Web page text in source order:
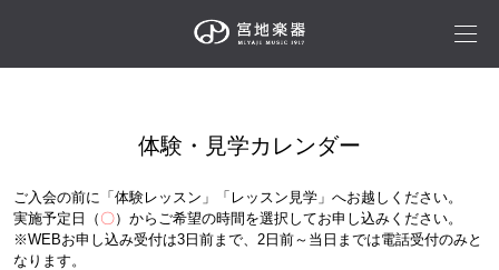
体験・見学カレンダー
ご入会の前に「体験レッスン」「レッスン見学」へお越しください。
実施予定日（ 〇）からご希望の時間を選択してお申し込みください。
※WEBお申し込み受付は3日前まで、2日前～当日までは電話受付のみと
なります。